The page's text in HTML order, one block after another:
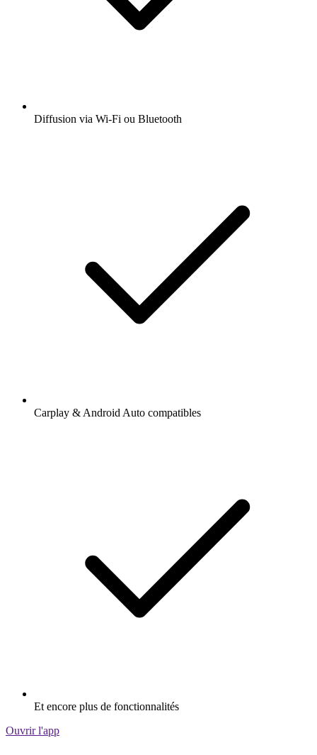
Diffusion via Wi-Fi ou Bluetooth
Carplay & Android Auto compatibles
Et encore plus de fonctionnalités
Ouvrir l'app